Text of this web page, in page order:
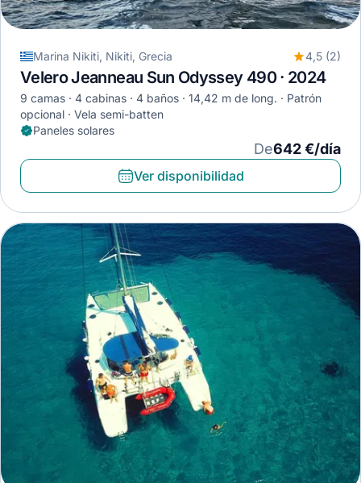
Marina Nikiti, Nikiti, Grecia 4,5 (2)
Velero Jeanneau Sun Odyssey 490 · 2024
9 camas 4 cabinas 4 baños 14,42 m de long.
Patrón
opcional
Vela semi-batten
Paneles solares
De642 €/día
Ver disponibilidad